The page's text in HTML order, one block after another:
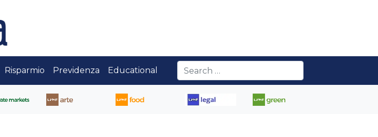
Risparmio Previdenza Educational